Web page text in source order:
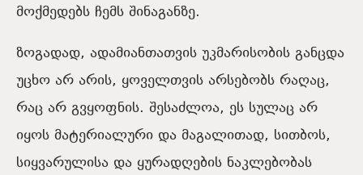
მოქმედებს ჩემს შინაგანზე.
ზოგადად, ადამიანთათვის უკმარისობის განცდა
უცხო არ არის, ყოველთვის არსებობს რაღაც,
რაც არ გვყოფნის. შესაძლოა, ეს სულაც არ
იყოს მატერიალური და მაგალითად, სითბოს,
სიყვარულისა და ყურადღების ნაკლებობას